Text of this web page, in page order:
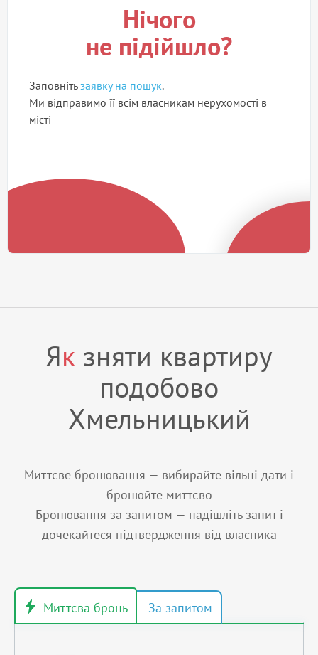
Нічого
не підійшло?
Заповнітьзаявку на пошук.
Ми відправимо її всім власникам нерухомості в
місті
Як зняти квартиру
подобово
Хмельницький
Миттєве бронювання — вибирайте вільні дати і
бронюйте миттєво
Бронювання за запитом — надішліть запит і
дочекайтеся підтвердження від власника